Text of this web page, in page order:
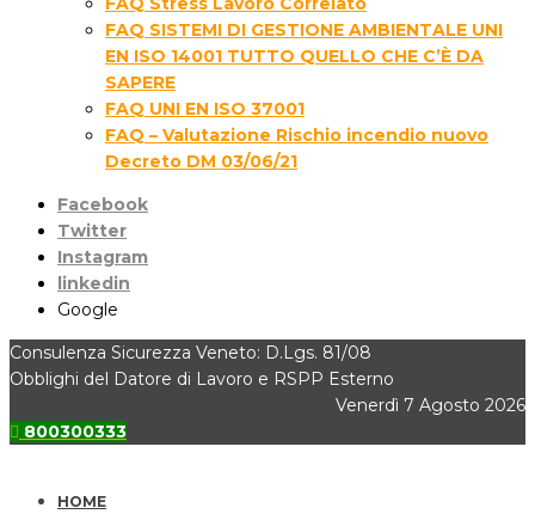
FAQ SISTEMI DI GESTIONE AMBIENTALE UNI
EN ISO 14001 TUTTO QUELLO CHE C’È DA
SAPERE
FAQ UNI EN ISO 37001
FAQ – Valutazione Rischio incendio nuovo
Decreto DM 03/06/21
Facebook
Twitter
Instagram
linkedin
Google
Consulenza Sicurezza Veneto: D.Lgs. 81/08
Obblighi del Datore di Lavoro e RSPP Esterno
Venerdì 7 Agosto 2026
800300333
HOME